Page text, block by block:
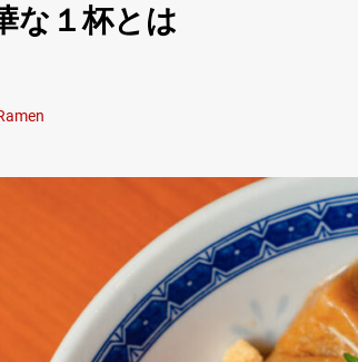
な１杯とは